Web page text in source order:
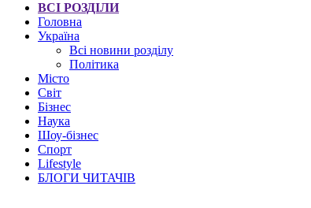
ВСІ РОЗДІЛИ
Головна
Україна
Всі новини розділу
Політика
Місто
Світ
Бізнес
Наука
Шоу-бізнес
Спорт
Lifestyle
БЛОГИ ЧИТАЧІВ